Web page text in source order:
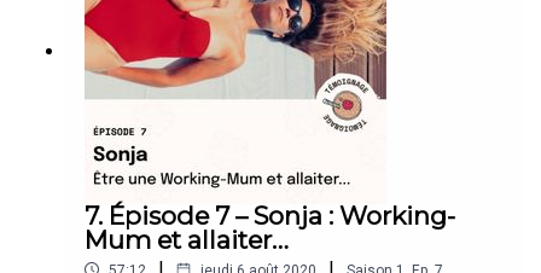
7. Épisode 7 – Sonja : Working-
Mum et allaiter…